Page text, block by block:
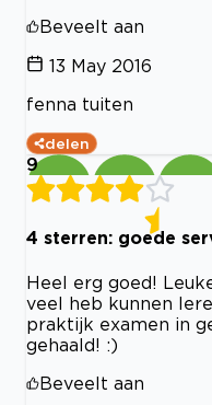
Beveelt aan
13 May 2016
fenna tuiten
delen
9
4 sterren: goede
Heel erg goed!
veel heb kunnen
praktijk examen in
gehaald! :)
Beveelt aan